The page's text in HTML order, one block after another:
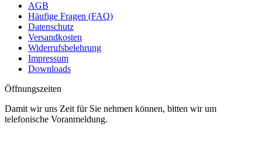
AGB
Häufige Fragen (FAQ)
Datenschutz
Versandkosten
Widerrufsbelehrung
Impressum
Downloads
Öffnungszeiten
Damit wir uns Zeit für Sie nehmen können, bitten wir um
telefonische Voranmeldung.